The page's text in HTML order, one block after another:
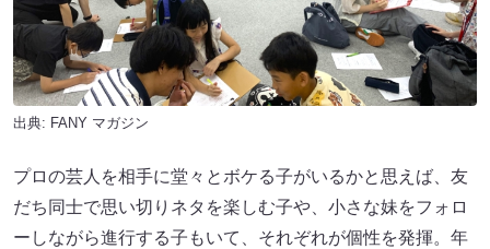
出典: FANY マガジン
プロの芸人を相手に堂々とボケる子がいるかと思えば、友
だち同士で思い切りネタを楽しむ子や、小さな妹をフォロ
ーしながら進行する子もいて、それぞれが個性を発揮。年